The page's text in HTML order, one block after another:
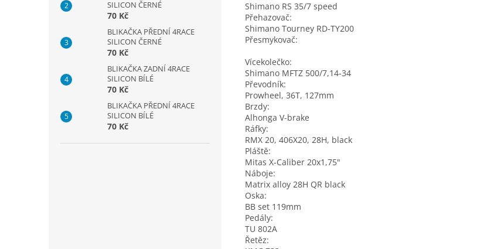
SILICON ČERNÉ
70 Kč
BLIKAČKA PŘEDNÍ 4RACE
SILICON ČERNÉ
70 Kč
BLIKAČKA ZADNÍ 4RACE
SILICON BÍLÉ
70 Kč
BLIKAČKA PŘEDNÍ 4RACE
SILICON BÍLÉ
70 Kč
Shimano RS 35/7 speed
Přehazovač:
Shimano Tourney RD-TY200
Přesmykovač:
Vícekolečko:
Shimano MFTZ 500/7,14-34
Převodník:
Prowheel, 36T, 127mm
Brzdy:
Alhonga V-brake
Ráfky:
RMX 20, 406X20, 28H, black
Pláště:
Mitas X-Caliber 20x1,75"
Náboje:
Matrix alloy 28H QR black
Oska:
BB set 119mm
Pedály:
TU 802A
Řetěz: